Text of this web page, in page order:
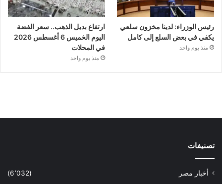
رئيس الوزراء: لدينا مخزون سلعي
يكفي في بعض السلع إلى كامل
منذ يوم واحد
ارتفاع بديل الذهب.. سعر الفضة
اليوم الخميس 6 أغسطس 2026
في المحلات
منذ يوم واحد
تصنيفات
أخبار مصر
(6٬032)